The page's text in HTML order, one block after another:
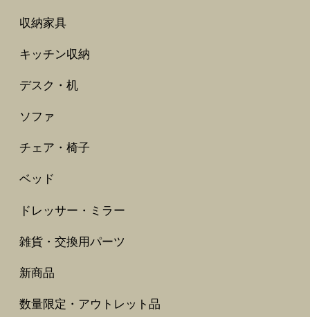
収納家具
キッチン収納
デスク・机
ソファ
チェア・椅子
ベッド
ドレッサー・ミラー
雑貨・交換用パーツ
新商品
数量限定・アウトレット品